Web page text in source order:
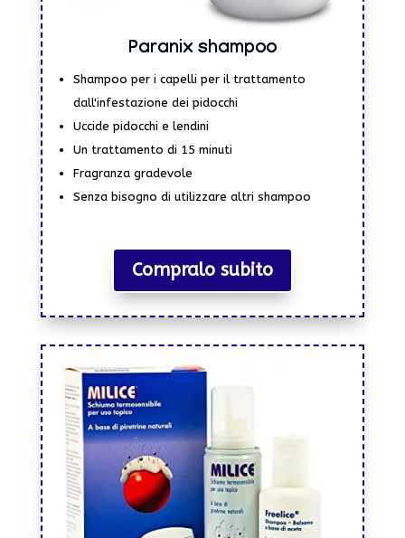
Paranix shampoo
Shampoo per i capelli per il trattamento
dall'infestazione dei pidocchi
Uccide pidocchi e lendini
Un trattamento di 15 minuti
Fragranza gradevole
Senza bisogno di utilizzare altri shampoo
Compralo subito